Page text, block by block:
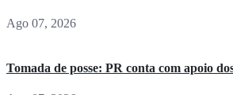
Ago 07, 2026
Tomada de posse: PR conta com apoio